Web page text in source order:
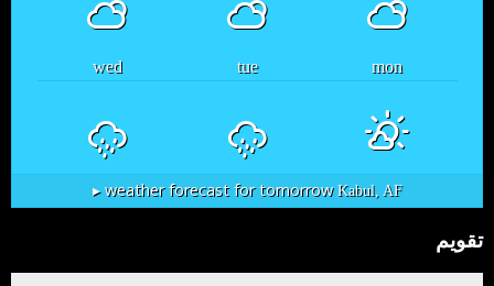
mon
tue
wed
Kabul, AF
weather forecast for tomorrow ▸
تقویم